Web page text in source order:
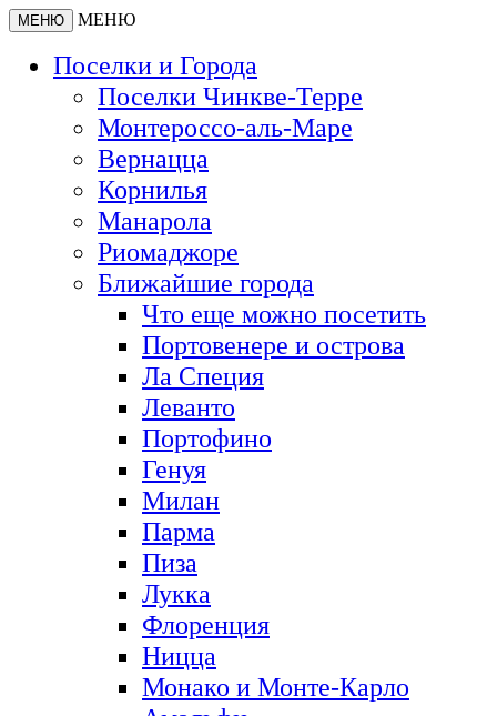
МЕНЮ МЕНЮ
Поселки и Города
Поселки Чинкве-Терре
Монтероссо-аль-Маре
Вернацца
Корнилья
Манарола
Риомаджоре
Ближайшие города
Что еще можно посетить
Портовенере и острова
Ла Специя
Леванто
Портофино
Генуя
Милан
Парма
Пиза
Лукка
Флоренция
Ницца
Монако и Монте-Карло